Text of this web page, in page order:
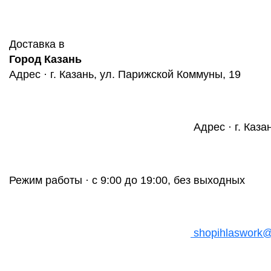
Доставка в
Город Казань
Адрес · г. Казань, ул. Парижской Коммуны, 19
Адрес · г.
Режим работы · с 9:00 до 19:00, без выходных